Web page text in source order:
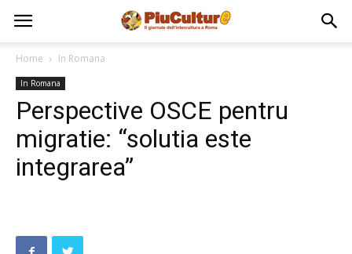
Home In Romana
In Romana
Perspective OSCE pentru
migratie: “solutia este
integrarea”